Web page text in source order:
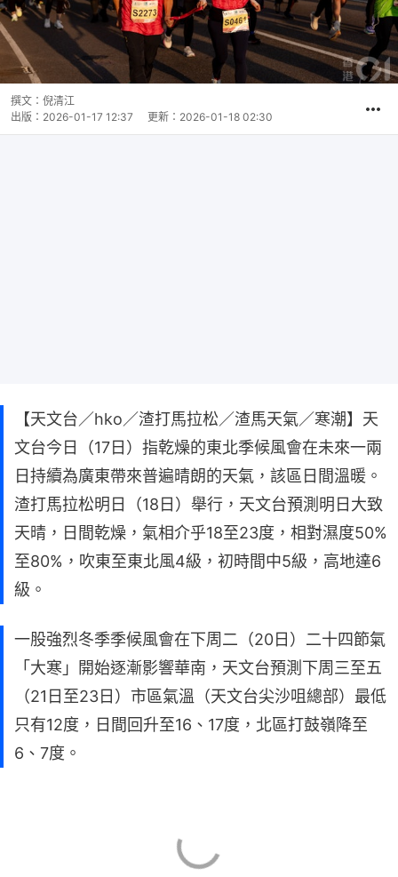
撰文： 倪清江
出版： 2026-01-17 12:37 更新： 2026-01-18 02:30
【天文台／hko／渣打馬拉松／渣馬天氣／寒潮】天
文台今日（17日）指乾燥的東北季候風會在未來一兩
日持續為廣東帶來普遍晴朗的天氣，該區日間溫暖。
渣打馬拉松明日（18日）舉行，天文台預測明日大致
天晴，日間乾燥，氣相介乎18至23度，相對濕度50%
至80%，吹東至東北風4級，初時間中5級，高地達6
級。
一股強烈冬季季候風會在下周二（20日）二十四節氣
「大寒」開始逐漸影響華南，天文台預測下周三至五
（21日至23日）市區氣溫（天文台尖沙咀總部）最低
只有12度，日間回升至16、17度，北區打鼓嶺降至
6、7度。